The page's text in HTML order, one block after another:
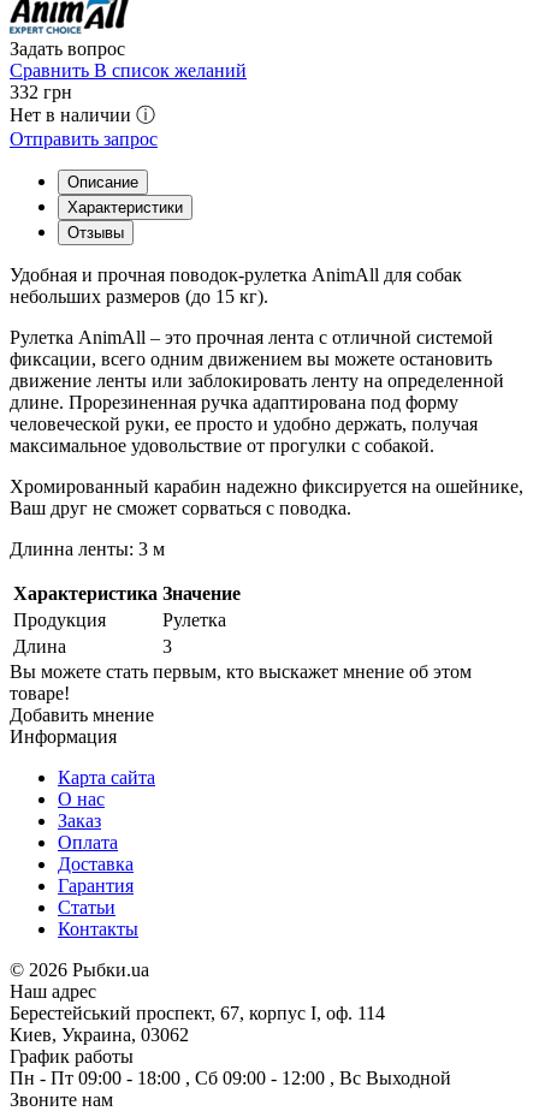
Задать вопрос
Сравнить В список желаний
332 грн
Нет в наличии ⓘ
Отправить запрос
Описание
Характеристики
Отзывы
Удобная и прочная поводок-рулетка AnimAll для собак
небольших размеров (до 15 кг).
Рулетка AnimAll – это прочная лента с отличной системой
фиксации, всего одним движением вы можете остановить
движение ленты или заблокировать ленту на определенной
длине. Прорезиненная ручка адаптирована под форму
человеческой руки, ее просто и удобно держать, получая
максимальное удовольствие от прогулки с собакой.
Хромированный карабин надежно фиксируется на ошейнике,
Ваш друг не сможет сорваться с поводка.
Длинна ленты: 3 м
Характеристика Значение
Продукция
Рулетка
Длина
3
Вы можете стать первым, кто выскажет мнение об этом
товаре!
Добавить мнение
Информация
Карта сайта
О нас
Заказ
Оплата
Доставка
Гарантия
Статьи
Контакты
© 2026 Рыбки.ua
Наш адрес
Берестейський проспект, 67, корпус I, оф. 114
Киев, Украина, 03062
График работы
Пн - Пт 09:00 - 18:00 , Сб 09:00 - 12:00 , Вс Выходной
Звоните нам